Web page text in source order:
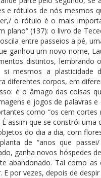
e rótulos de nós mesmos
o rótulo é o mais
plano” (137): o livro de
entre passeios a pé,
ganhou um novo nome,
distintos, lembrando
mesmos a plasticidade
diferentes corpos, em
é o âmago das coisas
e jogos de palavras
como “os cem cortes
assim que se constrói
do dia a dia, com
de “anos que
ganha novos hóspedes
abandonado. Tal como
por vezes, depois de